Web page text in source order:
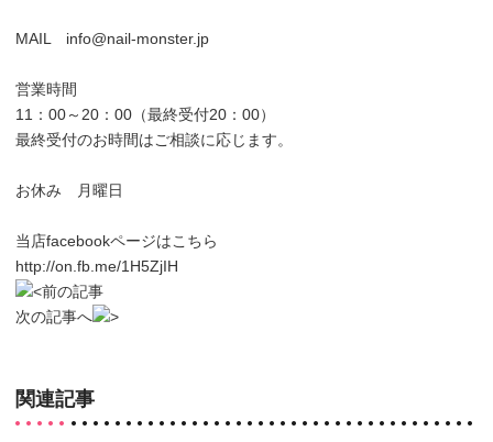
MAIL info@nail-monster.jp
営業時間
11：00～20：00（最終受付20：00）
最終受付のお時間はご相談に応じます。
お休み 月曜日
当店facebookページはこちら
http://on.fb.me/1H5ZjIH
前の記事
次の記事へ
関連記事